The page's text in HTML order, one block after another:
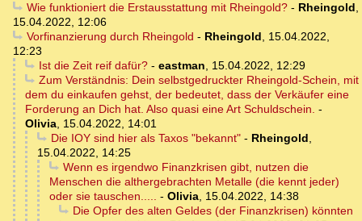
Wie funktioniert die Erstausstattung mit Rheingold?- Rheingold,
15.04.2022, 12:06
Vorfinanzierung durch Rheingold - Rheingold, 15.04.2022,
12:23
Ist die Zeit reif dafür?- eastman, 15.04.2022, 12:29
Zum Verständnis: Dein selbstgedruckter Rheingold-Schein, mit
dem du einkaufen gehst, der bedeutet, dass der Verkäufer eine
Forderung an Dich hat. Also quasi eine Art Schuldschein. -
Olivia, 15.04.2022, 14:01
Die IOY sind hier als Taxos "bekannt"- Rheingold,
15.04.2022, 14:25
Wenn es irgendwo Finanzkrisen gibt, nutzen die
Menschen die althergebrachten Metalle (die kennt jeder)
oder sie tauschen..... - Olivia, 15.04.2022, 14:38
Die Opfer des alten Geldes (der Finanzkrisen) könnten